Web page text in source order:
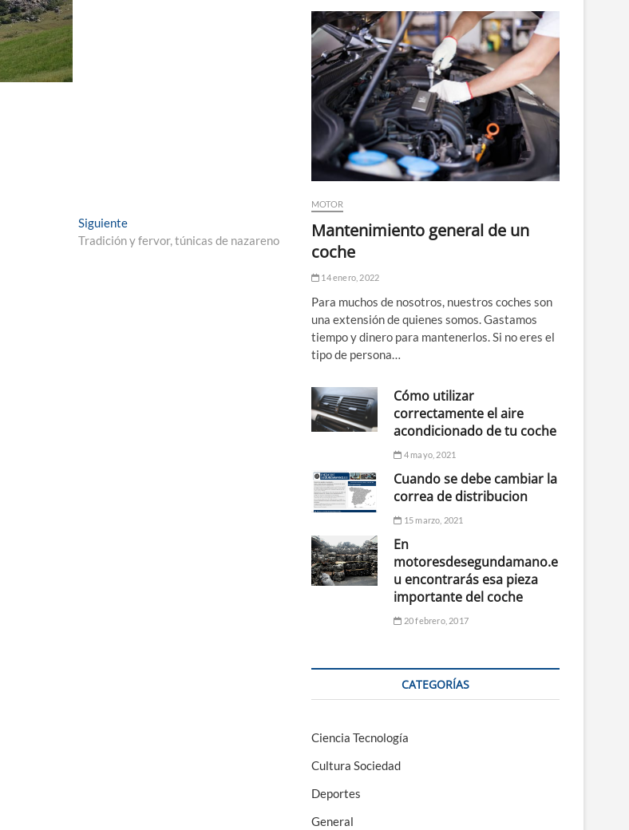
SiguienteEntrada
siguiente:
Tradición y fervor, túnicas de nazareno
MOTOR
Mantenimiento general de un
coche
14 enero, 2022
Para muchos de nosotros, nuestros coches son
una extensión de quienes somos. Gastamos
tiempo y dinero para mantenerlos. Si no eres el
tipo de persona…
Cómo utilizar
correctamente el aire
acondicionado de tu coche
4 mayo, 2021
Cuando se debe cambiar la
correa de distribucion
15 marzo, 2021
En
motoresdesegundamano.e
u encontrarás esa pieza
importante del coche
20 febrero, 2017
CATEGORÍAS
Ciencia Tecnología
Cultura Sociedad
Deportes
General